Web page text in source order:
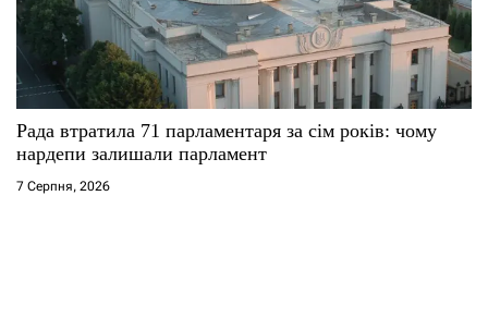
Рада втратила 71 парламентаря за сім років: чому
нардепи залишали парламент
7 Серпня, 2026